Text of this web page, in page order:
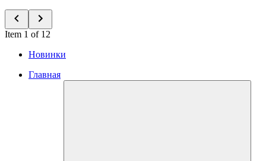
Item 1 of 12
Новинки
Главная